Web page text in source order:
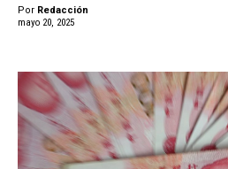
Por Redacción
mayo 20, 2025